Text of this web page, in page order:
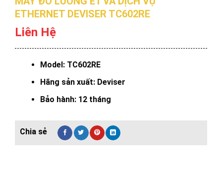
ETHERNET DEVISER TC602RE
Liên Hệ
Model: TC602RE
Hãng sản xuất: Deviser
Bảo hành: 12 tháng